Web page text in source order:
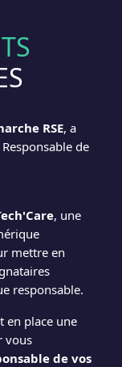
RSE, a
de
, une
mettre en
responsable.
en place une
vous
de vos